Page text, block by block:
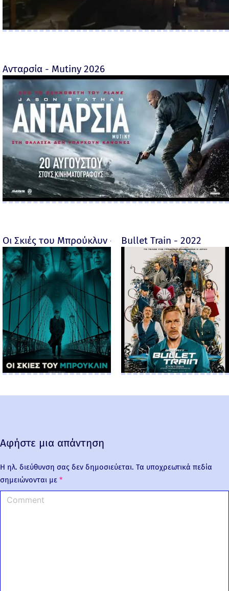
Ανταρσία - Mutiny 2026
Οι Σκιές του Μπρούκλυν - Motherless Brooklyn -
Bullet Train - 2022
Αφήστε μια απάντηση
Η ηλ. διεύθυνση σας δεν δημοσιεύεται. Τα υποχρεωτικά πεδία
σημειώνονται με *